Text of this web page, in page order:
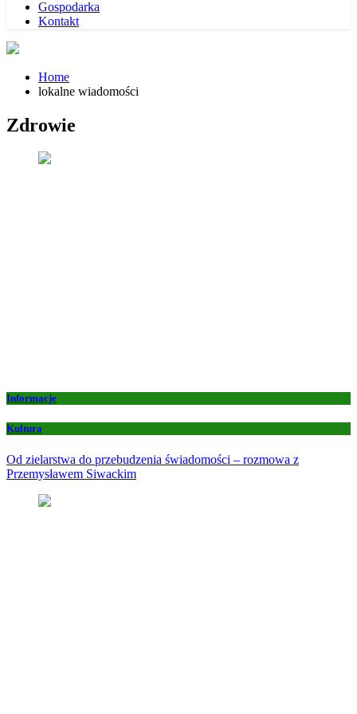
Gospodarka
Kontakt
Home
lokalne wiadomości
Zdrowie
Informacje
Kultura
Od zielarstwa do przebudzenia świadomości – rozmowa z
Przemysławem Siwackim